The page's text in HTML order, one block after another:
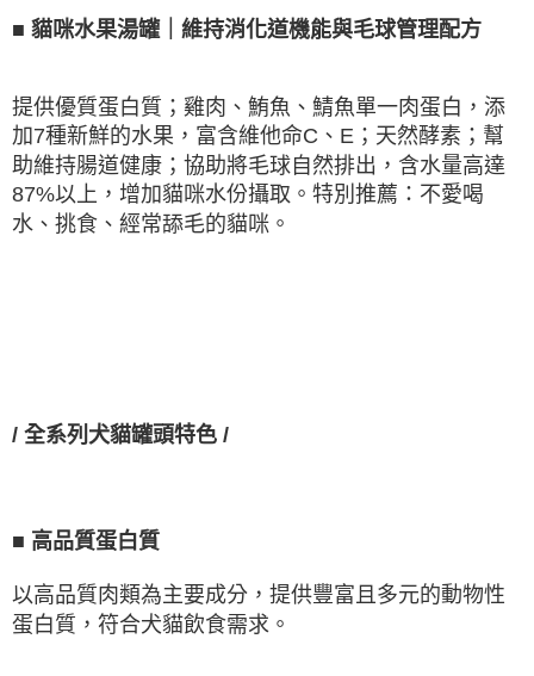
■ 貓咪水果湯罐｜維持消化道機能與毛球管理配方
提供優質蛋白質；雞肉、鮪魚、鯖魚單一肉蛋白，添
加7種新鮮的水果，富含維他命C 、 E ；天然酵素；幫
助維持腸道健康；協助將毛球自然排出，含水量高達
87%以上，增加貓咪水份攝取。特別推薦：不愛喝
水、挑食、經常舔毛的貓咪。
/ 全系列犬貓罐頭特色 /
■ 高品質蛋白質
以高品質肉類為主要成分，提供豐富且多元的動物性
蛋白質，符合犬貓飲食需求。